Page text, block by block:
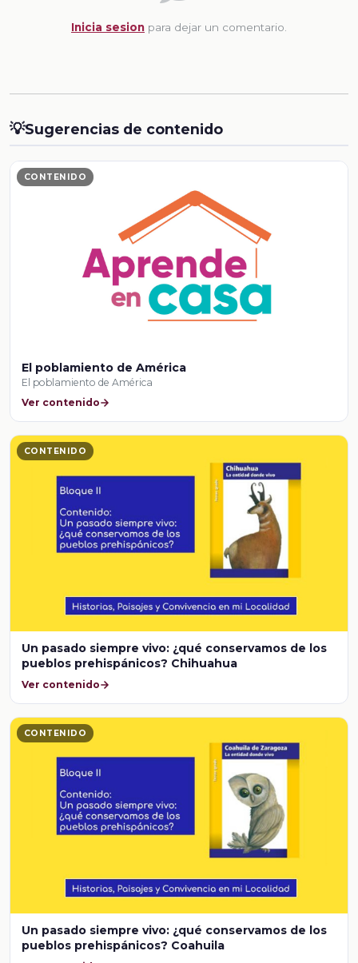
Inicia sesion para dejar un comentario.
💡Sugerencias de contenido
CONTENIDO
El poblamiento de América
El poblamiento de América
Ver contenido
CONTENIDO
Un pasado siempre vivo: ¿qué conservamos de los
pueblos prehispánicos? Chihuahua
Ver contenido
CONTENIDO
Un pasado siempre vivo: ¿qué conservamos de los
pueblos prehispánicos? Coahuila